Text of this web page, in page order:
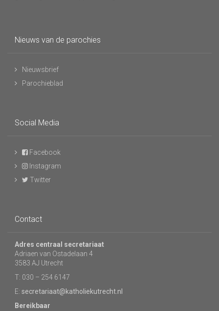
Nieuws van de parochies
Nieuwsbrief
Parochieblad
Social Media
Facebook
Instagram
Twitter
Contact
Adres centraal secretariaat
Adriaen van Ostadelaan 4
3583 AJ Utrecht
T: 030 – 254 6147
E: secretariaat@katholiekutrecht.nl
Bereikbaar